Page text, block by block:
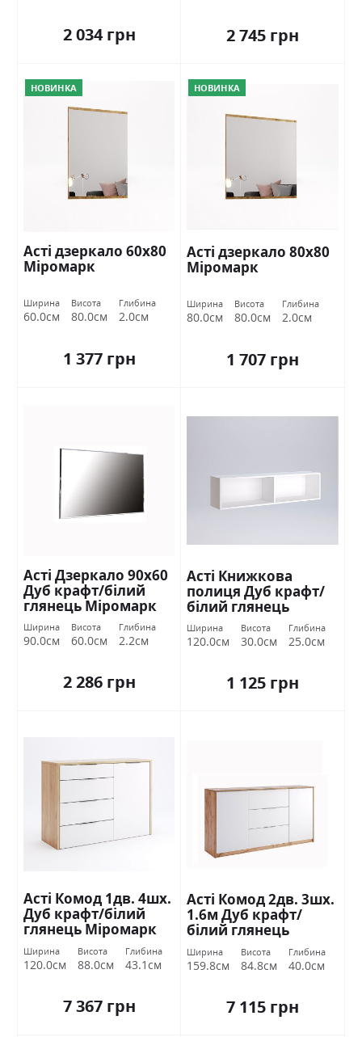
2 034 грн 2 745 грн
НОВИНКА
Асті дзеркало 60х80
Міромарк
Ширина
60.0см
Висота
80.0см
Глибина
2.0см
1 377 грн
НОВИНКА
Асті дзеркало 80х80
Міромарк
Ширина
80.0см
Висота
80.0см
Глибина
2.0см
1 707 грн
Асті Дзеркало 90х60
Дуб крафт/білий
глянець Міромарк
Ширина
90.0см
Висота
60.0см
Глибина
2.2см
2 286 грн
Асті Книжкова
полиця Дуб крафт/
білий глянець
Міромарк
Ширина
120.0см
Висота
30.0см
Глибина
25.0см
1 125 грн
Асті Комод 1дв. 4шх.
Дуб крафт/білий
глянець Міромарк
Ширина
120.0см
Висота
88.0см
Глибина
43.1см
7 367 грн
Асті Комод 2дв. 3шх.
1.6м Дуб крафт/
білий глянець
Міромарк
Ширина
159.8см
Висота
84.8см
Глибина
40.0см
7 115 грн